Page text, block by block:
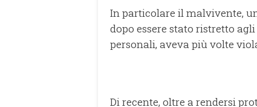
In particolare il malvivente,
dopo essere stato ristretto
personali, aveva più volte
Di recente, oltre a rendersi